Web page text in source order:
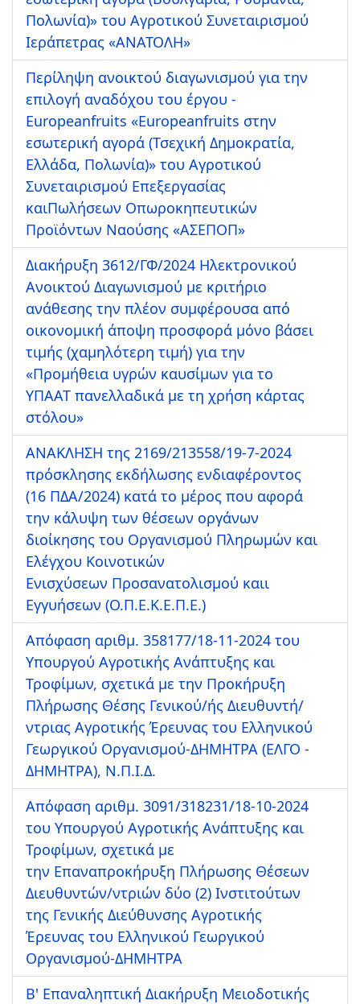
Πολωνία)» του Αγροτικού Συνεταιρισμού
Ιεράπετρας «ΑΝΑΤΟΛΗ»
Περίληψη ανοικτού διαγωνισμού για την
επιλογή αναδόχου του έργου -
Europeanfruits «Europeanfruits στην
εσωτερική αγορά (Τσεχική Δημοκρατία,
Ελλάδα, Πολωνία)» του Αγροτικού
Συνεταιρισμού Επεξεργασίας
καιΠωλήσεων Οπωροκηπευτικών
Προϊόντων Ναούσης «ΑΣΕΠΟΠ»
Διακήρυξη 3612/ΓΦ/2024 Ηλεκτρονικού
Ανοικτού Διαγωνισμού με κριτήριο
ανάθεσης την πλέον συμφέρουσα από
οικονομική άποψη προσφορά μόνο βάσει
τιμής (χαμηλότερη τιμή) για την
«Προμήθεια υγρών καυσίμων για το
ΥΠΑΑΤ πανελλαδικά με τη χρήση κάρτας
στόλου»
ΑΝΑΚΛΗΣΗ της 2169/213558/19-7-2024
πρόσκλησης εκδήλωσης ενδιαφέροντος
(16 ΠΔΑ/2024) κατά το μέρος που αφορά
την κάλυψη των θέσεων οργάνων
διοίκησης του Οργανισμού Πληρωμών και
Ελέγχου Κοινοτικών
Ενισχύσεων Προσανατολισμού καιι
Εγγυήσεων (Ο.Π.Ε.Κ.Ε.Π.Ε.)
Απόφαση αριθμ. 358177/18-11-2024 του
Υπουργού Αγροτικής Ανάπτυξης και
Τροφίμων, σχετικά με την Προκήρυξη
Πλήρωσης Θέσης Γενικού/ής Διευθυντή/
ντριας Αγροτικής Έρευνας του Ελληνικού
Γεωργικού Οργανισμού-ΔΗΜΗΤΡΑ (ΕΛΓΟ -
ΔΗΜΗΤΡΑ), Ν.Π.Ι.Δ.
Απόφαση αριθμ. 3091/318231/18-10-2024
του Υπουργού Αγροτικής Ανάπτυξης και
Τροφίμων, σχετικά με
την Επαναπροκήρυξη Πλήρωσης Θέσεων
Διευθυντών/ντριών δύο (2) Ινστιτούτων
της Γενικής Διεύθυνσης Αγροτικής
Έρευνας του Ελληνικού Γεωργικού
Οργανισμού-ΔΗΜΗΤΡΑ
Β' Επαναληπτική Διακήρυξη Μειοδοτικής